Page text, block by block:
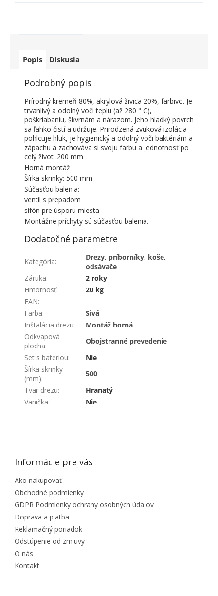
Popis Diskusia
Podrobný popis
Prírodný kremeň 80%, akrylová živica 20%, farbivo. Je
trvanlivý a odolný voči teplu (až 280 ° C),
poškriabaniu, škvrnám a nárazom. Jeho hladký povrch
sa ľahko čistí a udržuje. Prirodzená zvuková izolácia
pohlcuje hluk, je hygienický a odolný voči baktériám a
zápachu a zachováva si svoju farbu a jednotnosť po
celý život. 200 mm
Horná montáž
Šírka skrinky: 500 mm
Súčasťou balenia:
ventil s prepadom
sifón pre úsporu miesta
Montážne príchyty sú súčasťou balenia.
Dodatočné parametre
Kategória:
Drezy, príborníky, koše,
odsávače
Záruka:
2 roky
Hmotnosť:
20 kg
EAN:
Farba:
Sivá
Inštalácia drezu:
Montáž horná
Odkvapová
plocha:
Obojstranné prevedenie
Set s batériou:
Nie
Šírka skrinky
(mm):
500
Tvar drezu:
Hranatý
Vanička: Nie
ZÁPÄTIE
Informácie pre vás
Ako nakupovať
Obchodné podmienky
GDPR Podmienky ochrany osobných údajov
Doprava a platba
Reklamačný poriadok
Odstúpenie od zmluvy
O nás
Kontakt